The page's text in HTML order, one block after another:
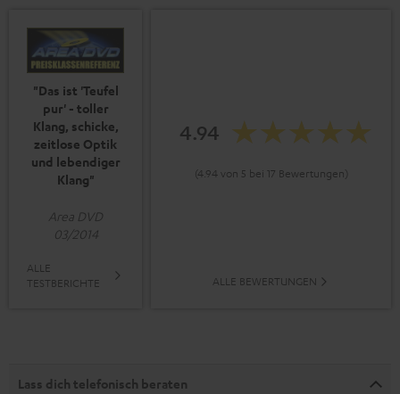
"Das ist 'Teufel
pur' - toller
Klang, schicke,
zeitlose Optik
und lebendiger
Klang"
Area DVD
03/2014
ALLE
TESTBERICHTE
4.94
(4.94 von 5 bei 17 Bewertungen)
ALLE BEWERTUNGEN
Lass dich telefonisch beraten